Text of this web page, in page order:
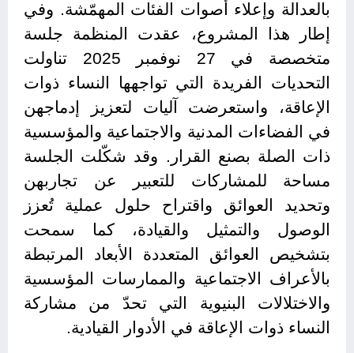
بالعدالة وإعلاء أصوات الفئات المهمّشة. وفي
إطار هذا المشروع، عقدت المنظمة جلسة
متخصصة في 27 نوفمبر 2025 تناولت
التحديات الفريدة التي تواجهها النساء ذوات
الإعاقة، واستعرضت آليات لتعزيز إدماجهن
في الفضاءات المدنية والاجتماعية والمؤسسية
ذات الصلة بصنع القرار. وقد شكّلت الجلسة
مساحة للمشاركات للتعبير عن تجاربهن
وتحديد العوائق واقتراح حلول عملية تُعزز
الوصول والتمثيل والقيادة، كما سمحت
بتشخيص العوائق المتعددة الأبعاد المرتبطة
بالأعراف الاجتماعية والممارسات المؤسسية
والاختلالات البنيوية التي تحدّ من مشاركة
النساء ذوات الإعاقة في الأدوار القيادية.